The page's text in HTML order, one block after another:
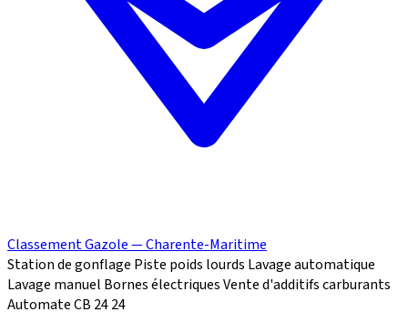
Classement Gazole — Charente-Maritime
Station de gonflage Piste poids lourds Lavage automatique
Lavage manuel Bornes électriquesVente d'additifs carburants
Automate CB 2424